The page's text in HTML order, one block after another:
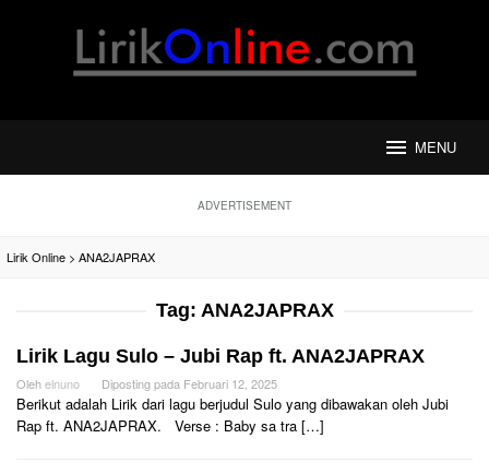
MENU
ADVERTISEMENT
Lirik Online > ANA2JAPRAX
Tag: ANA2JAPRAX
Lirik Lagu Sulo – Jubi Rap ft. ANA2JAPRAX
Olehelnuno Diposting pada Februari 12, 2025
Berikut adalah Lirik dari lagu berjudul Sulo yang dibawakan oleh Jubi
Rap ft. ANA2JAPRAX. Verse : Baby sa tra […]